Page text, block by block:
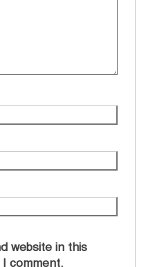
website in this
comment.